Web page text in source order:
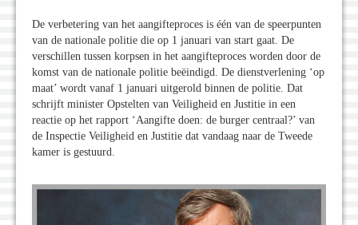
De verbetering van het aangifteproces is één van de speerpunten
van de nationale politie die op 1 januari van start gaat. De
verschillen tussen korpsen in het aangifteproces worden door de
komst van de nationale politie beëindigd. De dienstverlening ‘op
maat’ wordt vanaf 1 januari uitgerold binnen de politie. Dat
schrijft minister Opstelten van Veiligheid en Justitie in een
reactie op het rapport ‘Aangifte doen: de burger centraal?’ van
de Inspectie Veiligheid en Justitie dat vandaag naar de Tweede
kamer is gestuurd.